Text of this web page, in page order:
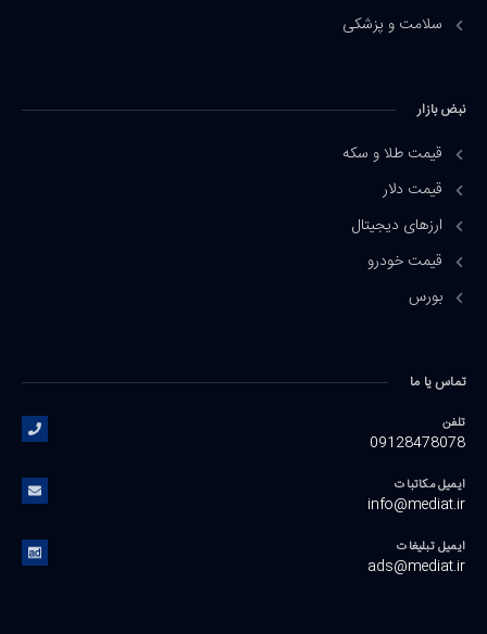
سلامت و پزشکی
نبض بازار
قیمت طلا و سکه
قیمت دلار
ارزهای دیجیتال
قیمت خودرو
بورس
تماس یا ما
تلفن
09128478078
ایمیل مکاتبات
info@mediat.ir
ایمیل تبلیغات
ads@mediat.ir